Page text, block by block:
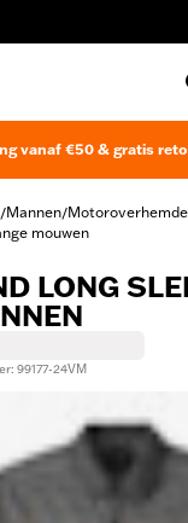
vanaf €50 & gratis
/Mannen/
mouwen
LONG
99177-24VM